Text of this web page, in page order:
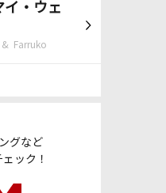
・ウェ
Farruko
グなど
ック！